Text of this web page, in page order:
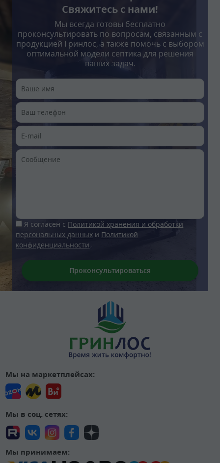
Свяжитесь с нами!
Мы всегда готовы бесплатно
проконсультировать по вопросам, связанным с
продукцией Гринлос, а также помочь с выбором
оптимальной модели септика для решения
ваших задач.
Я согласен с Политикой хранения и обработки
персональных данных и Политикой
конфиденциальности
Мы на маркетплейсах:
Мы в соц. сетях:
Мы принимаем: